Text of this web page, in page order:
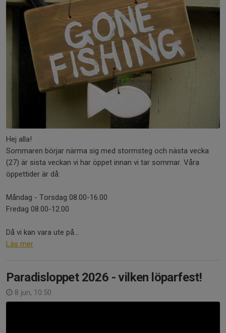
Hej alla!
Sommaren börjar närma sig med stormsteg och nästa vecka
(27) är sista veckan vi har öppet innan vi tar sommar. Våra
öppettider är då:
Måndag - Torsdag 08.00-16.00
Fredag 08.00-12.00
Då vi kan vara ute på...
Läs mer
Paradisloppet 2026 - vilken löparfest!
8 jun, 10:50